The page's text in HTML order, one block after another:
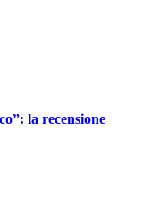
la recensione